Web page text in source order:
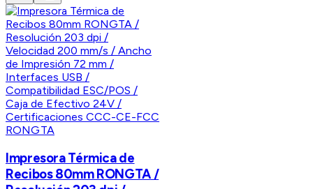
RONGTA
Impresora Térmica de
Recibos 80mm RONGTA /